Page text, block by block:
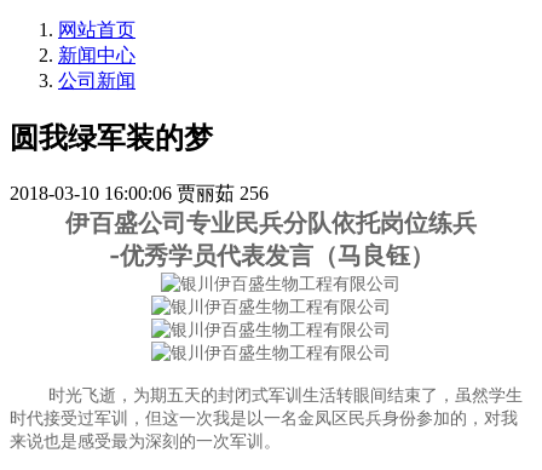
网站首页
新闻中心
公司新闻
圆我绿军装的梦
2018-03-10 16:00:06 贾丽茹 256
伊百盛公司专业民兵分队依托岗位练兵
-优秀学员代表发言（马良钰）
时光飞逝，为期五天的封闭式军训生活转眼间结束了，虽然学生
时代接受过军训，但这一次我是以一名金凤区民兵身份参加的，对我
来说也是感受最为深刻的一次军训。